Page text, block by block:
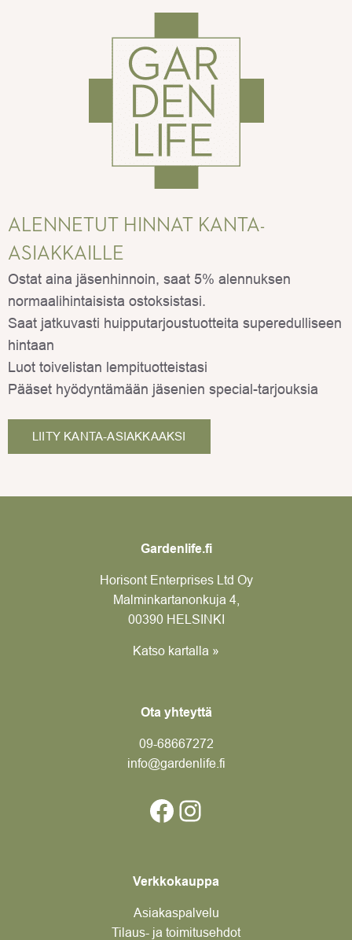
ALENNETUT HINNAT KANTA-
ASIAKKAILLE
Ostat aina jäsenhinnoin, saat 5% alennuksen
normaalihintaisista ostoksistasi.
Saat jatkuvasti huipputarjoustuotteita superedulliseen
hintaan
Luot toivelistan lempituotteistasi
Pääset hyödyntämään jäsenien special-tarjouksia
LIITY KANTA-ASIAKKAAKSI
Gardenlife.fi
Horisont Enterprises Ltd Oy
Malminkartanonkuja 4,
00390 HELSINKI
Katso kartalla »
Ota yhteyttä
09-68667272
info@gardenlife.fi
Facebook
Instagram
Verkkokauppa
Asiakaspalvelu
Tilaus- ja toimitusehdot